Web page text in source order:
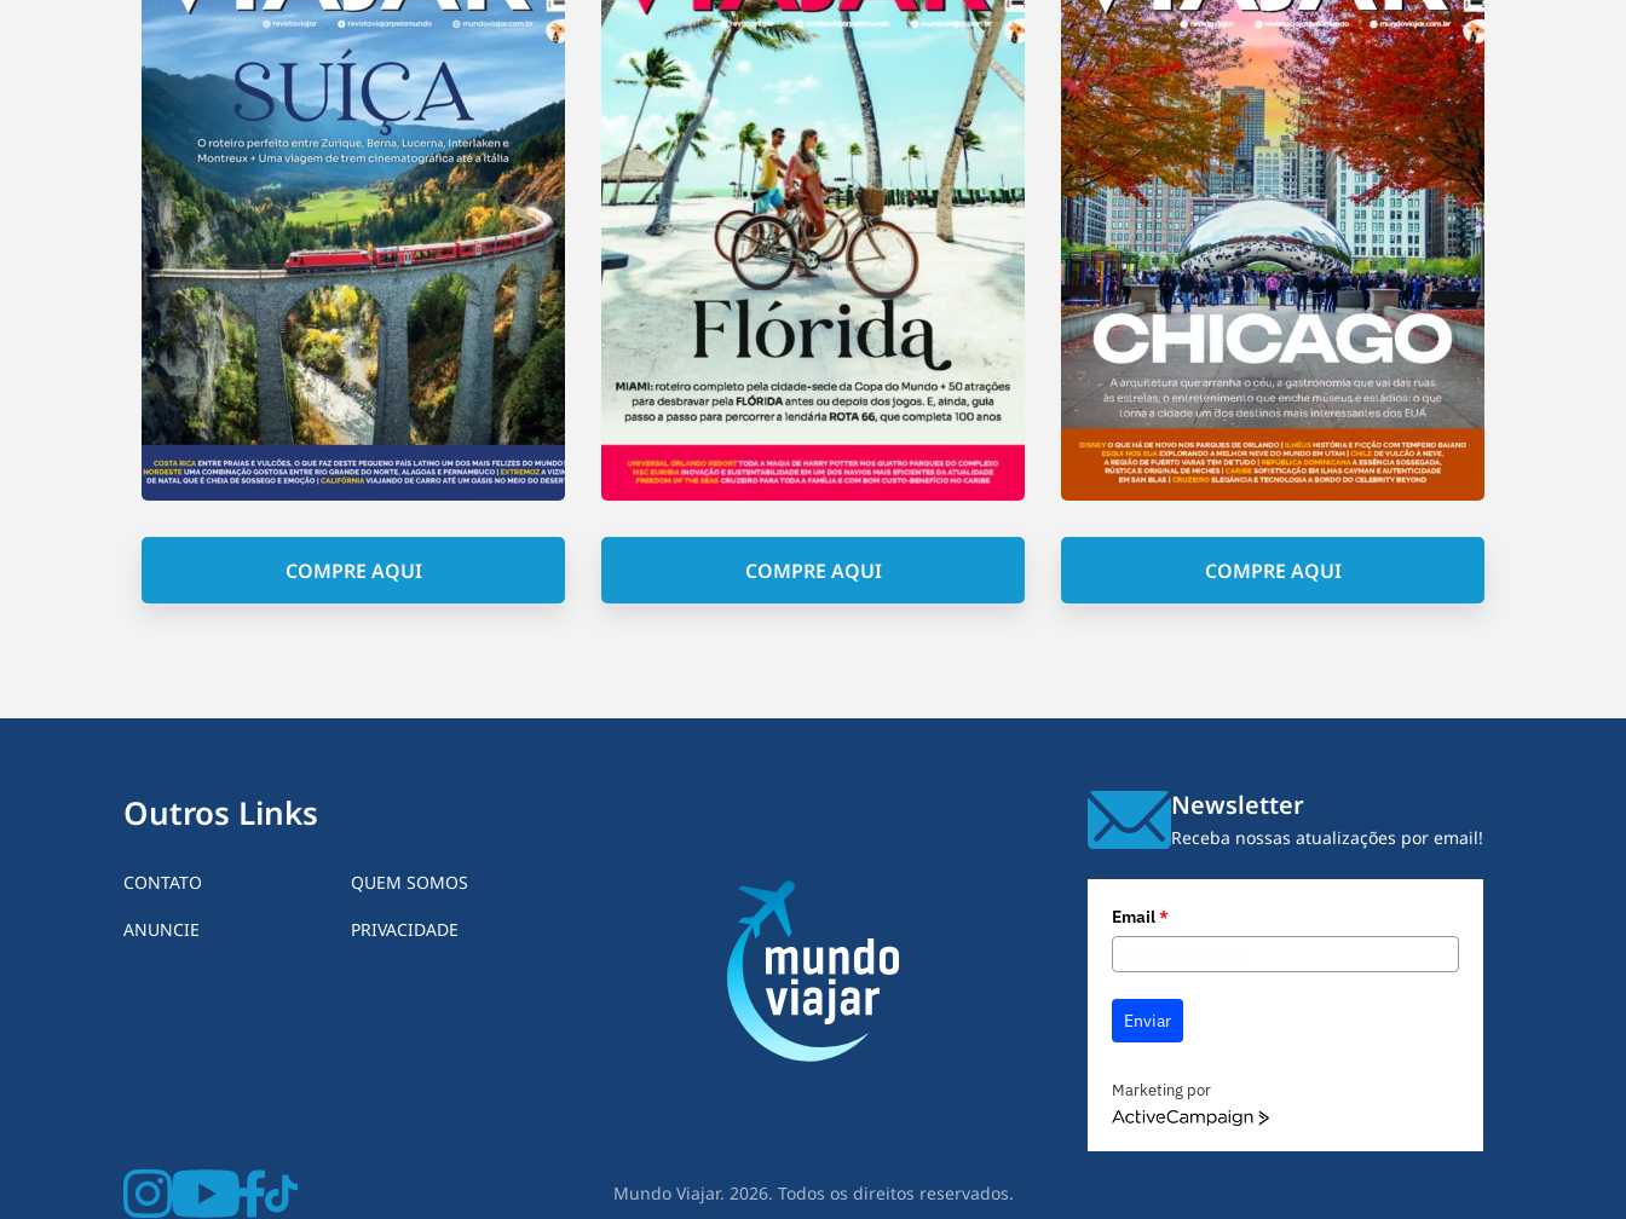
COMPRE AQUI COMPRE AQUI COMPRE AQUI
Outros Links
CONTATO QUEM SOMOS
ANUNCIE PRIVACIDADE
Newsletter
Receba nossas atualizações por email!
Email*
Enviar
Marketing por
A
Mundo Viajar. 2026. Todos os direitos reservados.